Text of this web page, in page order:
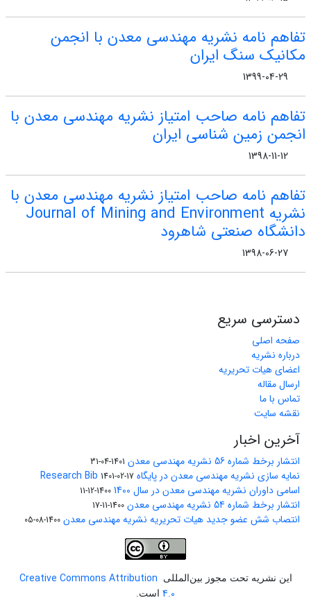
تفاهم نامه نشریه مهندسی معدن با انجمن
مکانیک سنگ ایران
1399-04-29
تفاهم نامه صاحب امتیاز نشریه مهندسی معدن با
انجمن زمین شناسی ایران
1398-11-12
تفاهم نامه صاحب امتیاز نشریه مهندسی معدن با
نشریه Journal of Mining and Environment
دانشگاه صنعتی شاهرود
1398-06-27
دسترسی سریع
صفحه اصلی
درباره نشریه
اعضای هیات تحریریه
ارسال مقاله
تماس با ما
نقشه سایت
آخرین اخبار
انتشار برخط شماره 56 نشریه مهندسی معدن 1401-04-31
نمایه سازی نشریه مهندسی معدن در پایگاه Research Bib 1401-02-17
اسامی داوران نشریه مهندسی معدن در سال 1400 1400-12-11
انتشار برخط شماره 54 نشریه مهندسی معدن 1400-11-17
انتصاب شش عضو جدید هیات تحریریه نشریه مهندسی معدن 1400-08-05
این نشریه تحت مجوز بین‌المللی
Creative Commons Attribution
4.0 است.